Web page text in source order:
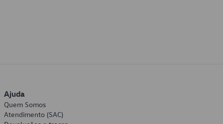
Ajuda
Quem Somos
Atendimento (SAC)